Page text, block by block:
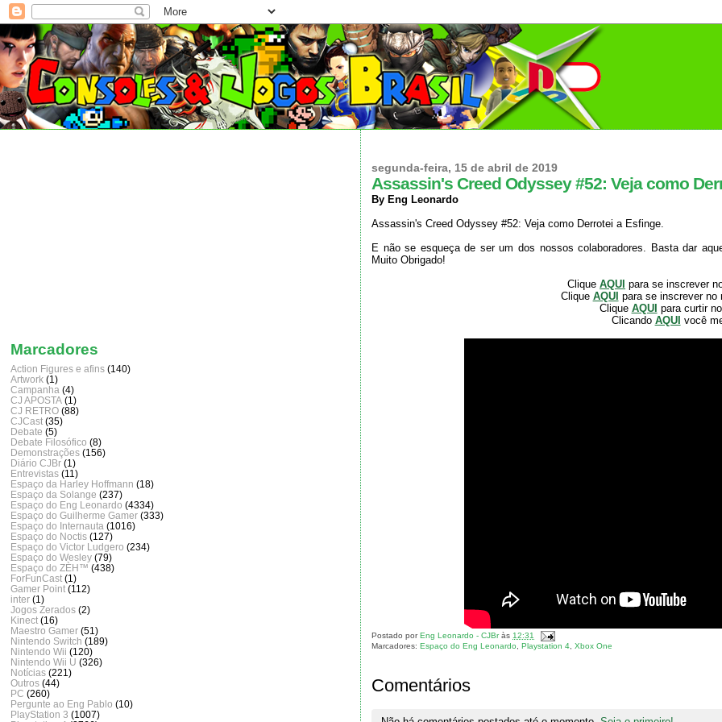
segunda-feira, 15 de abril de 2019
Assassin's Creed Odyssey #52: Veja como
By Eng Leonardo
Assassin's Creed Odyssey #52: Veja como Derrotei a Esfinge.
E não se esqueça de ser um dos nossos colaboradores. Basta dar
Muito Obrigado!
CliqueAQUI para se inscrever
Clique AQUI para se inscrever no
Clique AQUI para curtir
Clicando AQUI você
Postado porEng Leonardo - CJBràs12:31
Marcadores:Espaço do Eng Leonardo ,Playstation 4 ,Xbox One
Comentários
Marcadores
Action Figures e afins (140)
Artwork (1)
Campanha (4)
CJ APOSTA (1)
CJ RETRO (88)
CJCast (35)
Debate (5)
Debate Filosófico (8)
Demonstrações (156)
Diário CJBr (1)
Entrevistas (11)
Espaço da Harley Hoffmann (18)
Espaço da Solange (237)
Espaço do Eng Leonardo (4334)
Espaço do Guilherme Gamer (333)
Espaço do Internauta (1016)
Espaço do Noctis (127)
Espaço do Victor Ludgero (234)
Espaço do Wesley (79)
Espaço do ZÈH™ (438)
ForFunCast (1)
Gamer Point (112)
inter (1)
Jogos Zerados (2)
Kinect (16)
Maestro Gamer (51)
Nintendo Switch (189)
Nintendo Wii (120)
Nintendo Wii U (326)
Notícias (221)
Outros (44)
PC (260)
Pergunte ao Eng Pablo (10)
PlayStation 3 (1007)